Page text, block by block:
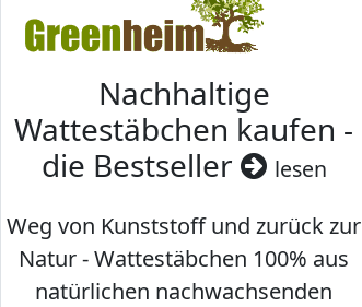
Nachhaltige
Wattestäbchen kaufen -
die Bestseller
lesen
Weg von Kunststoff und zurück zur
Natur - Wattestäbchen 100% aus
natürlichen nachwachsenden